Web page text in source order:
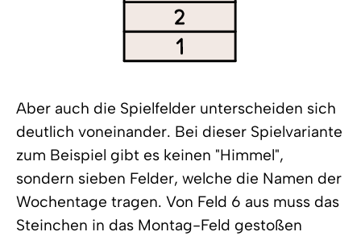
Aber auch die Spielfelder unterscheiden sich
deutlich voneinander. Bei dieser Spielvariante
zum Beispiel gibt es keinen "Himmel",
sondern sieben Felder, welche die Namen der
Wochentage tragen. Von Feld 6 aus muss das
Steinchen in das Montag-Feld gestoßen